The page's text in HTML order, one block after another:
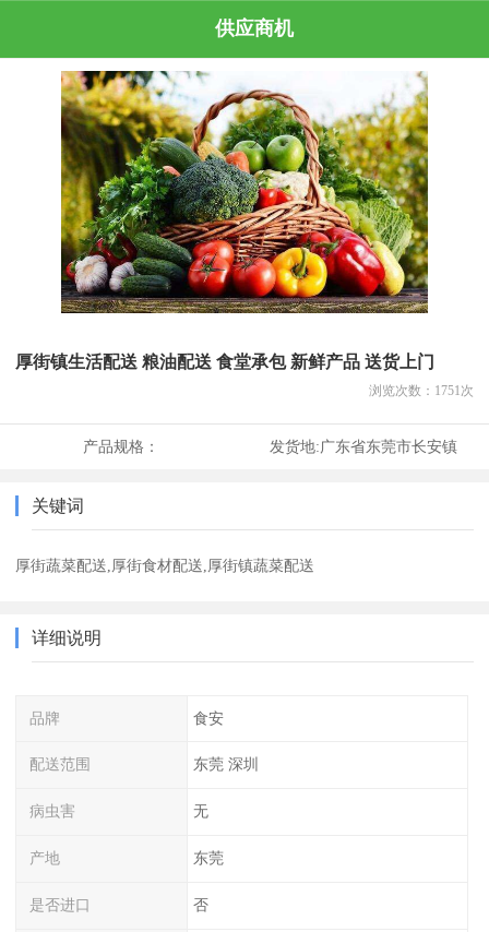
供应商机
厚街镇生活配送 粮油配送 食堂承包 新鲜产品 送货上门
浏览次数： 1751 次
产品规格： 发货地:广东省东莞市长安镇
关键词
厚街蔬菜配送,厚街食材配送,厚街镇蔬菜配送
详细说明
品牌 食安
配送范围 东莞 深圳
病虫害 无
产地 东莞
是否进口 否